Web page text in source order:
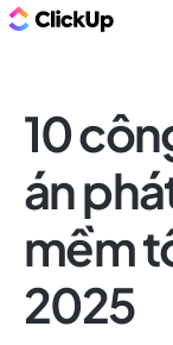
10
án
mềm
2025